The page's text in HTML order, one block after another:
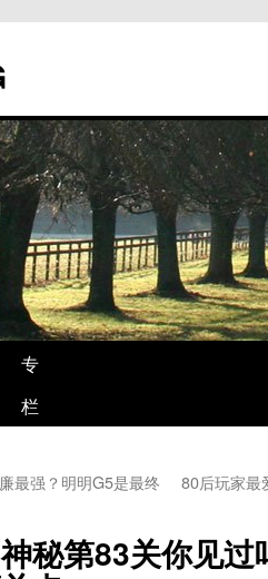
专
栏
最强？明明G5是最终
80后玩家最
神秘第83关你见